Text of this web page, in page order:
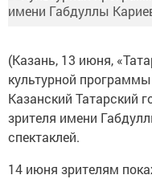
(Казань, 13 июня,
культурной
Казанский Татарский
зрителя имени
спектаклей.
14 июня зрителям